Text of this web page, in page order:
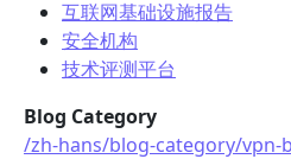
互联网基础设施报告
安全机构
技术评测平台
Blog Category
/zh-hans/blog-category/vpn-